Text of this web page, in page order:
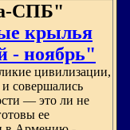
СПБ"
крылья
- ноябрь"
цивилизации,
совершались
— это ли не
ее